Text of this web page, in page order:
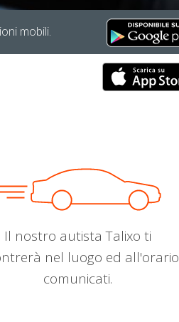
mobili.
Il nostro autista Talixo ti
nel luogo ed all'orario
comunicati.